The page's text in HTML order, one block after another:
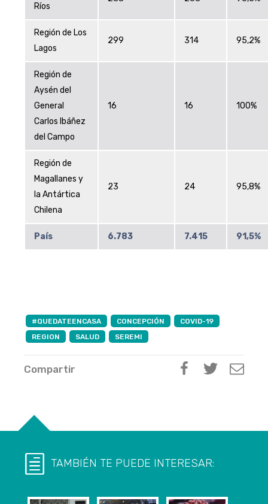
Ríos
Región de Los
Lagos
299 314 95,2%
Región de
Aysén del
General
Carlos Ibáñez
del Campo
16 16 100%
Región de
Magallanes y
la Antártica
Chilena
23 24 95,8%
País 6.783 7.415 91,5%
#QUEDATEENCASA CONCEPCIÓN
COVID-19
REGION
SALUD SEREMI
Compartir
TAMBIÉN TE PUEDE INTERESAR: